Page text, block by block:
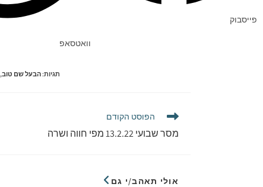
פייסבוק
וואטסאפ
תגיות:הבעל שם טוב,
הפוסט הקודם
מסר שבועי 13.2.22 מפי חווה ושרה
אולי תאהב/י גם